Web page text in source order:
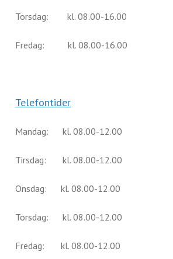
Torsdag: kl. 08.00-16.00
Fredag: kl. 08.00-16.00
Telefontider
Mandag: kl. 08.00-12.00
Tirsdag: kl. 08.00-12.00
Onsdag: kl. 08.00-12.00
Torsdag: kl. 08.00-12.00
Fredag: kl. 08.00-12.00